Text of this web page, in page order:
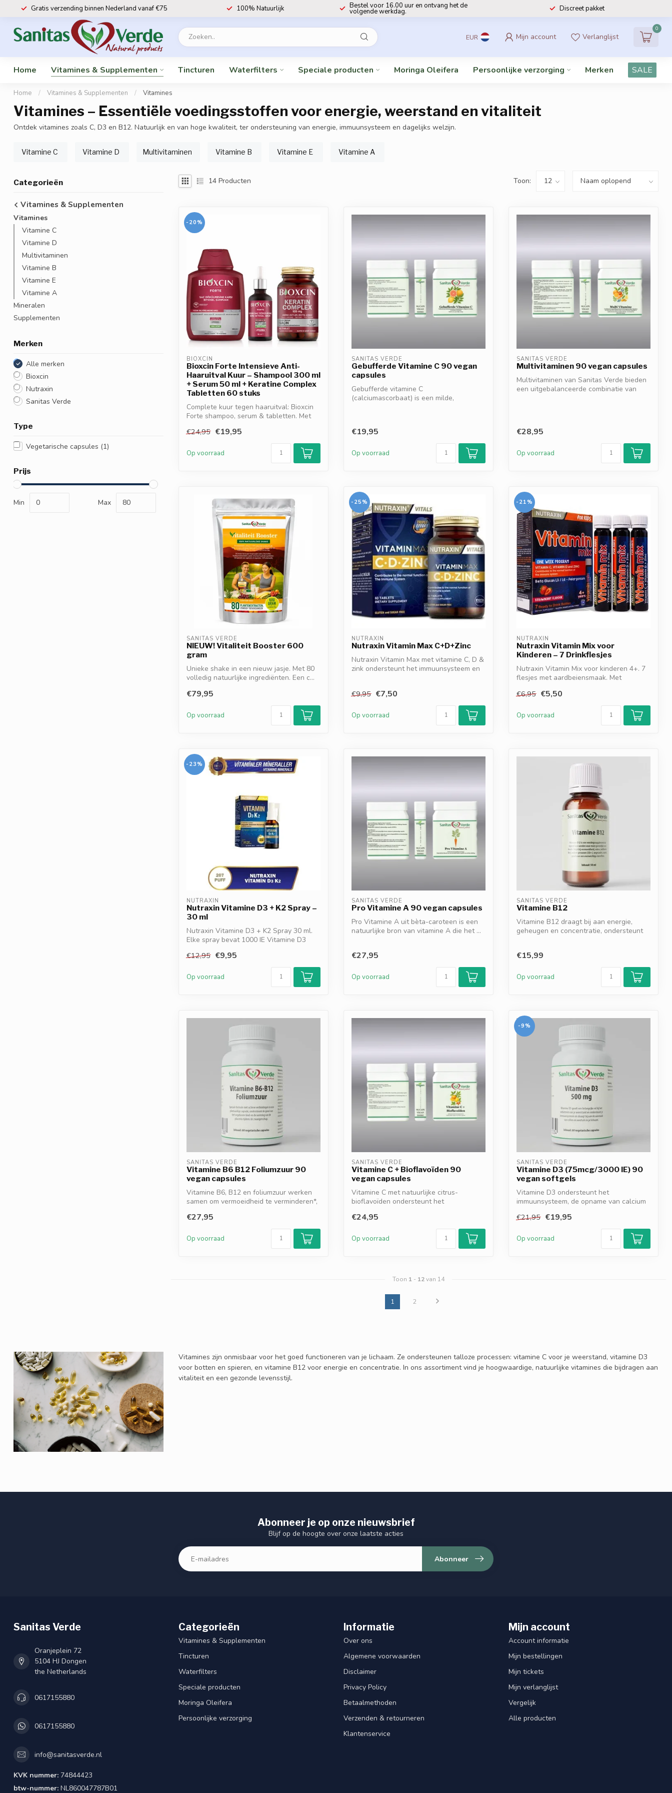
Gratis verzending binnen Nederland vanaf €75 100% Natuurlijk Bestel voor 16.00 uur en ontvang het de
volgende werkdag. Discreet pakket
EUR Mijn account Verlanglijst
0
Home Vitamines & Supplementen Tincturen Waterfilters Speciale producten Moringa Oleifera Persoonlijke verzorging Merken SALE
Home / Vitamines & Supplementen / Vitamines
Vitamines – Essentiële voedingsstoffen voor energie, weerstand en vitaliteit
Ontdek vitamines zoals C, D3 en B12. Natuurlijk en van hoge kwaliteit, ter ondersteuning van energie, immuunsysteem en dagelijks welzijn.
Vitamine C Vitamine D Multivitaminen Vitamine B Vitamine E Vitamine A
Categorieën
Vitamines & Supplementen
Vitamines
Vitamine C
Vitamine D
Multivitaminen
Vitamine B
Vitamine E
Vitamine A
Mineralen
Supplementen
Merken
Alle merken
Bioxcin
Nutraxin
Sanitas Verde
Type
Vegetarische capsules (1)
Prijs
Min Max
14 Producten Toon:
-20%
BIOXCIN
Bioxcin Forte Intensieve Anti-
Haaruitval Kuur – Shampool 300 ml
+ Serum 50 ml + Keratine Complex
Tabletten 60 stuks
Complete kuur tegen haaruitval: Bioxcin
Forte shampoo, serum & tabletten. Met
€24,95 €19,95
Op voorraad
SANITAS VERDE
Gebufferde Vitamine C 90 vegan
capsules
Gebufferde vitamine C
(calciumascorbaat) is een milde,
€19,95
Op voorraad
SANITAS VERDE
Multivitaminen 90 vegan capsules
Multivitaminen van Sanitas Verde bieden
een uitgebalanceerde combinatie van
€28,95
Op voorraad
SANITAS VERDE
NIEUW! Vitaliteit Booster 600
gram
Unieke shake in een nieuw jasje. Met 80
volledig natuurlijke ingrediënten. Een c...
€79,95
Op voorraad
-25%
NUTRAXIN
Nutraxin Vitamin Max C+D+Zinc
Nutraxin Vitamin Max met vitamine C, D &
zink ondersteunt het immuunsysteem en
€9,95 €7,50
Op voorraad
-21%
NUTRAXIN
Nutraxin Vitamin Mix voor
Kinderen – 7 Drinkflesjes
Nutraxin Vitamin Mix voor kinderen 4+. 7
flesjes met aardbeiensmaak. Met
€6,95 €5,50
Op voorraad
-23%
NUTRAXIN
Nutraxin Vitamine D3 + K2 Spray –
30 ml
Nutraxin Vitamine D3 + K2 Spray 30 ml.
Elke spray bevat 1000 IE Vitamine D3
€12,95 €9,95
Op voorraad
SANITAS VERDE
Pro Vitamine A 90 vegan capsules
Pro Vitamine A uit bèta-caroteen is een
natuurlijke bron van vitamine A die het ...
€27,95
Op voorraad
SANITAS VERDE
Vitamine B12
Vitamine B12 draagt bij aan energie,
geheugen en concentratie, ondersteunt
€15,99
Op voorraad
SANITAS VERDE
Vitamine B6 B12 Foliumzuur 90
vegan capsules
Vitamine B6, B12 en foliumzuur werken
samen om vermoeidheid te verminderen*,
€27,95
Op voorraad
SANITAS VERDE
Vitamine C + Bioflavoïden 90
vegan capsules
Vitamine C met natuurlijke citrus-
bioflavoïden ondersteunt het
€24,95
Op voorraad
-9%
SANITAS VERDE
Vitamine D3 (75mcg/3000 IE) 90
vegan softgels
Vitamine D3 ondersteunt het
immuunsysteem, de opname van calcium
€21,95 €19,95
Op voorraad
Toon 1 - 12van 14
1 2
Vitamines zijn onmisbaar voor het goed functioneren van je lichaam. Ze ondersteunen talloze processen: vitamine C voor je weerstand, vitamine D3
voor botten en spieren, en vitamine B12 voor energie en concentratie. In ons assortiment vind je hoogwaardige, natuurlijke vitamines die bijdragen aan
vitaliteit en een gezonde levensstijl.
Abonneer je op onze nieuwsbrief
Blijf op de hoogte over onze laatste acties
Abonneer
Sanitas Verde
Oranjeplein 72
5104 HJ Dongen
the Netherlands
0617155880
0617155880
info@sanitasverde.nl
KVK nummer: 74844423
btw-nummer: NL860047787B01
Categorieën
Vitamines & Supplementen
Tincturen
Waterfilters
Speciale producten
Moringa Oleifera
Persoonlijke verzorging
Informatie
Over ons
Algemene voorwaarden
Disclaimer
Privacy Policy
Betaalmethoden
Verzenden & retourneren
Klantenservice
Mijn account
Account informatie
Mijn bestellingen
Mijn tickets
Mijn verlanglijst
Vergelijk
Alle producten